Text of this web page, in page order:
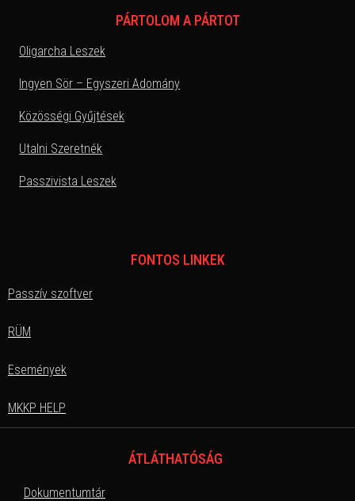
PÁRTOLOM A PÁRTOT
Oligarcha Leszek
Ingyen Sör – Egyszeri Adomány
Közösségi Gyűjtések
Utalni Szeretnék
Passzivista Leszek
FONTOS LINKEK
Passzív szoftver
RÜM
Események
MKKP HELP
ÁTLÁTHATÓSÁG
Dokumentumtár